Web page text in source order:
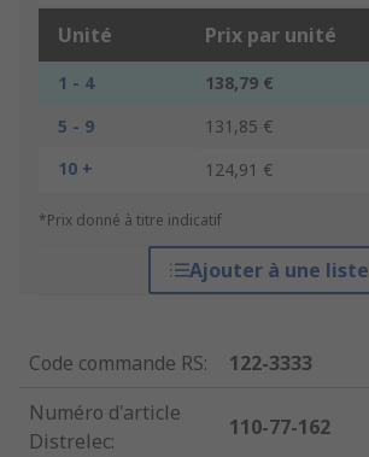
Unité Prix par unité
1 - 4
138,79 €
5 - 9
131,85 €
10 +
124,91 €
*Prix donné à titre indicatif
Ajouter à une liste
Code commande RS:
122-3333
Numéro d'article
Distrelec:
110-77-162